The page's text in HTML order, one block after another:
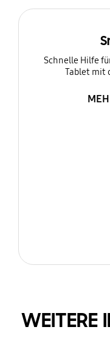
Schnelle Hilfe
Tablet mit
WEITERE